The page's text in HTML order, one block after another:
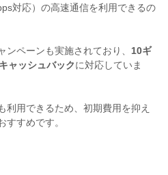
対応）の高速通信を利用できるの
ンペーンも実施されており、 10ギ
ャッシュバックに対応していま
利用できるため、初期費用を抑え
すすめです。